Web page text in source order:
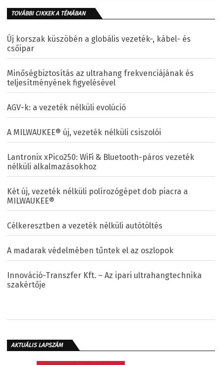
TOVÁBBI CIKKEK A TÉMÁBAN
Új korszak küszöbén a globális vezeték-, kábel- és
csőipar
Minőségbiztosítás az ultrahang frekvenciájának és
teljesítményének figyelésével
AGV-k: a vezeték nélküli evolúció
A MILWAUKEE® új, vezeték nélküli csiszolói
Lantronix xPico250: WiFi & Bluetooth-páros vezeték
nélküli alkalmazásokhoz
Két új, vezeték nélküli polírozógépet dob piacra a
MILWAUKEE®
Célkeresztben a vezeték nélküli autótöltés
A madarak védelmében tűntek el az oszlopok
Innováció-Transzfer Kft. – Az ipari ultrahangtechnika
szakértője
AKTUÁLIS LAPSZÁM